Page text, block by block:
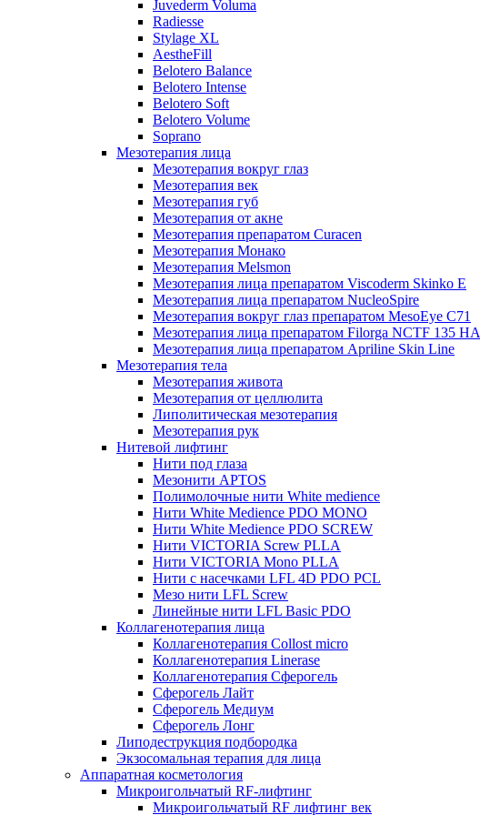
Juvederm Voluma
Radiesse
Stylage XL
AestheFill
Belotero Balance
Belotero Intense
Belotero Soft
Belotero Volume
Soprano
Мезотерапия лица
Мезотерапия вокруг глаз
Мезотерапия век
Мезотерапия губ
Мезотерапия от акне
Мезотерапия препаратом Curacen
Мезотерапия Монако
Мезотерапия Melsmon
Мезотерапия лица препаратом Viscoderm Skinko E
Мезотерапия лица препаратом NucleoSpire
Мезотерапия вокруг глаз препаратом MesoEye С71
Мезотерапия лица препаратом Filorga NCTF 135 HA
Мезотерапия лица препаратом Apriline Skin Line
Мезотерапия тела
Мезотерапия живота
Мезотерапия от целлюлита
Липолитическая мезотерапия
Мезотерапия рук
Нитевой лифтинг
Нити под глаза
Мезонити APTOS
Полимолочные нити White medience
Нити White Medience PDO MONO
Нити White Medience PDO SCREW
Нити VICTORIA Screw PLLA
Нити VICTORIA Mono PLLA
Нити с насечками LFL 4D PDO PCL
Мезо нити LFL Screw
Линейные нити LFL Basic PDO
Коллагенотерапия лица
Коллагенотерапия Collost micro
Коллагенотерапия Linerase
Коллагенотерапия Сферогель
Сферогель Лайт
Сферогель Медиум
Сферогель Лонг
Липодеструкция подбородка
Экзосомальная терапия для лица
Аппаратная косметология
Микроигольчатый RF-лифтинг
Микроигольчатый RF лифтинг век